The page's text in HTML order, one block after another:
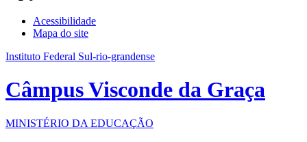
Acessibilidade
Mapa do site
Instituto Federal Sul-rio-grandense
Câmpus Visconde da Graça
MINISTÉRIO DA EDUCAÇÃO